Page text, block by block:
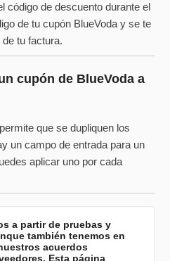
código de descuento durante el
de tu cupón BlueVoda y se te
tu factura.
cupón de BlueVoda a
que se dupliquen los
un campo de entrada para un
aplicar uno por cada
a partir de pruebas y
también tenemos en
acuerdos
Esta página